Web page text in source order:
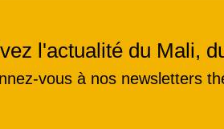
l'actualité du Mali,
vous à nos newsletters